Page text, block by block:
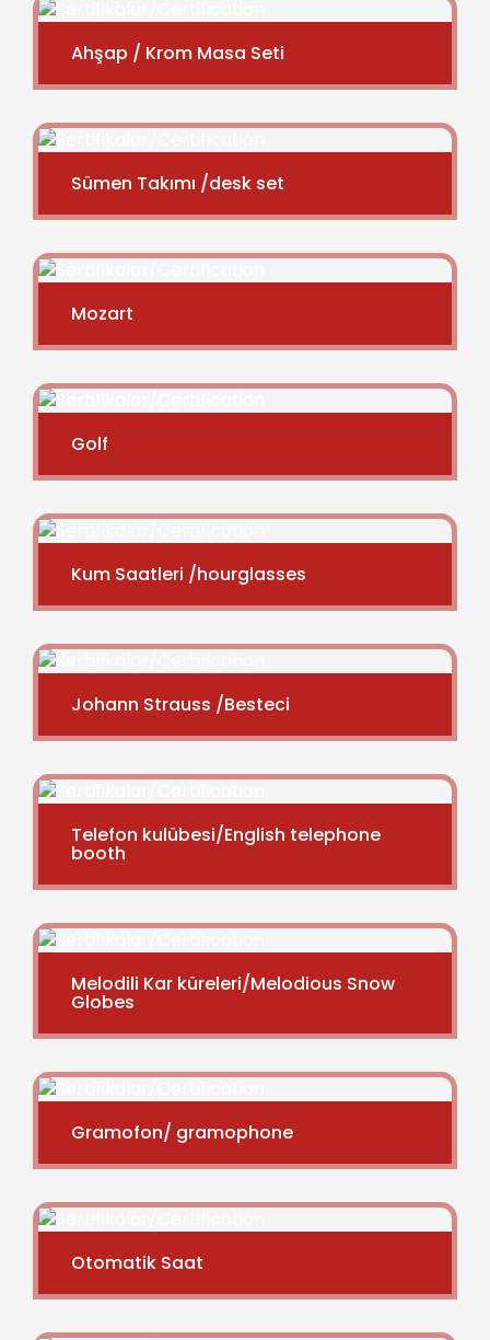
Ahşap / Krom Masa Seti
Sümen Takımı /desk set
Mozart
Golf
Kum Saatleri /hourglasses
Johann Strauss /Besteci
Telefon kulübesi/English telephone
booth
Melodili Kar küreleri/Melodious Snow
Globes
Gramofon/ gramophone
Otomatik Saat